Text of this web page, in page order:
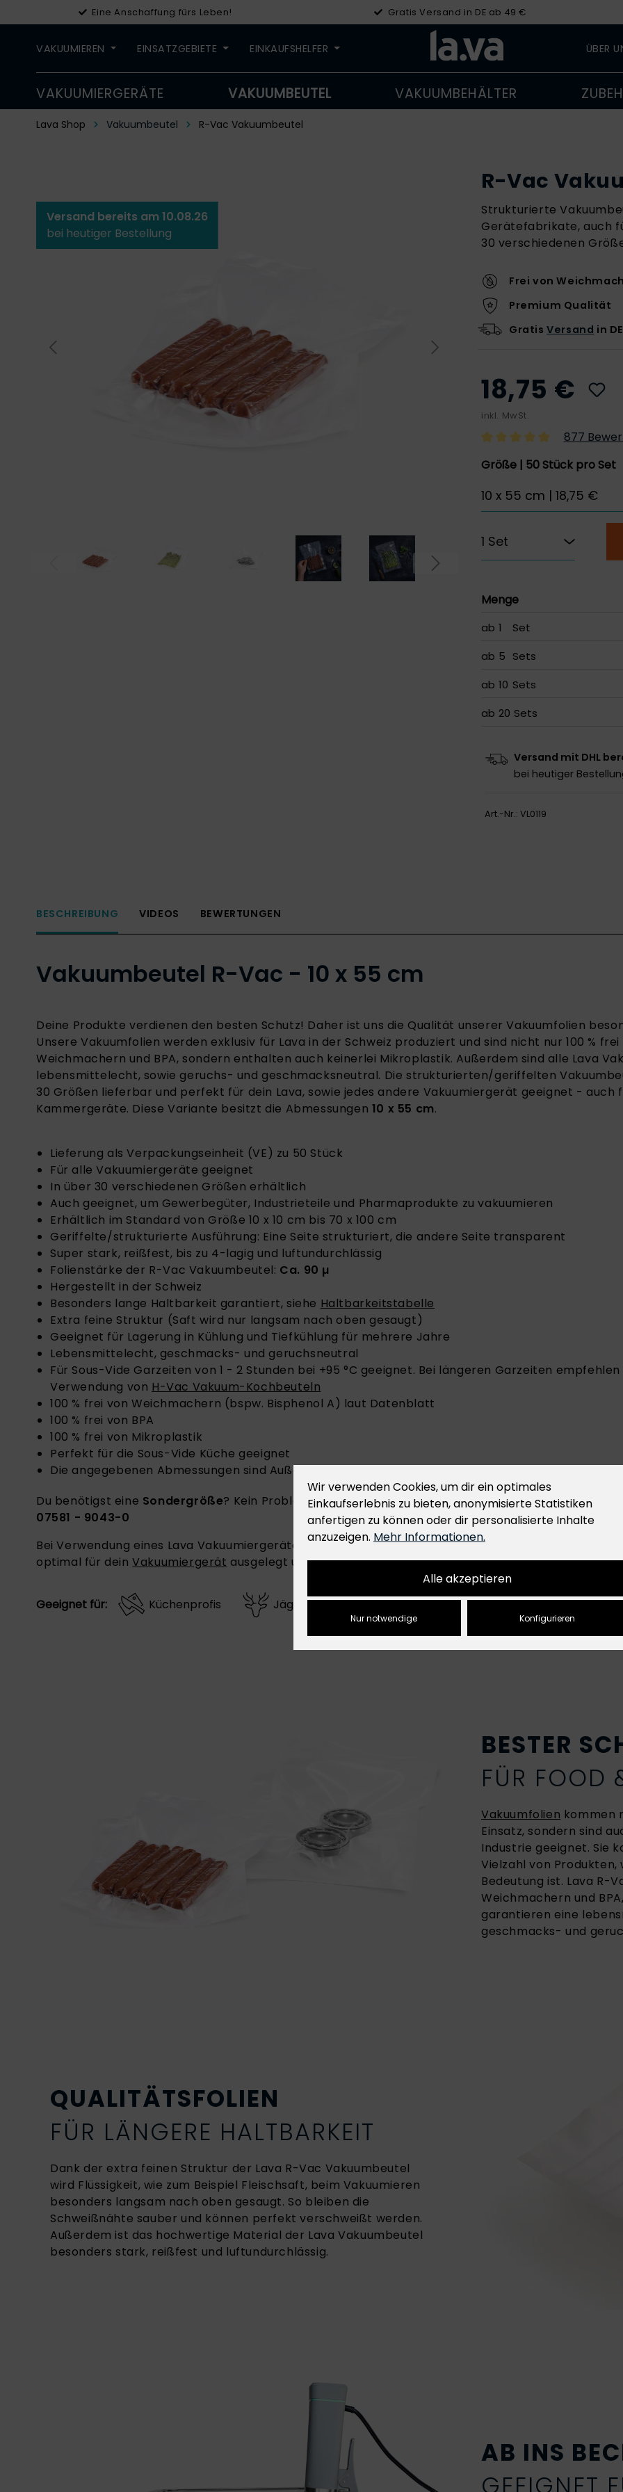
Eine Anschaffung fürs Leben! Gratis Versand in DE ab 49 €
VAKUUMIEREN EINSATZGEBIETE EINKAUFSHELFER ÜBER
VAKUUMIERGERÄTE VAKUUMBEUTEL VAKUUMBEHÄLTER
Lava Shop Vakuumbeutel R-Vac Vakuumbeutel
Versand bereits am 10.08.26
bei heutiger Bestellung
R-Vac
Strukturierte
Gerätefabrikate, auch
30 verschiedenen
Frei von
Premium Qualität
GratisVersand in
18,75 €
inkl. MwSt.
877
Größe | 50 Stück pro Set
Menge
ab 1 Set
ab 5 Sets
ab 10 Sets
ab 20 Sets
Versand mit DHL
bei heutiger
Art.-Nr.: VL0119
BESCHREIBUNG VIDEOS BEWERTUNGEN
Vakuumbeutel R-Vac - 10 x 55 cm
Deine Produkte verdienen den besten Schutz! Daher ist uns die Qualität unserer Vakuumfolien
Unsere Vakuumfolien werden exklusiv für Lava in der Schweiz produziert und sind nicht nur 100 % frei
Weichmachern und BPA, sondern enthalten auch keinerlei Mikroplastik. Außerdem sind alle Lava
lebensmittelecht, sowie geruchs- und geschmacksneutral. Die strukturierten/geriffelten
30 Größen lieferbar und perfekt für dein Lava, sowie jedes andere Vakuumiergerät geeignet - auch
Kammergeräte. Diese Variante besitzt die Abmessungen 10 x 55 cm.
Lieferung als Verpackungseinheit (VE) zu 50 Stück
Für alle Vakuumiergeräte geeignet
In über 30 verschiedenen Größen erhältlich
Auch geeignet, um Gewerbegüter, Industrieteile und Pharmaprodukte zu vakuumieren
Erhältlich im Standard von Größe 10 x 10 cm bis 70 x 100 cm
Geriffelte/strukturierte Ausführung: Eine Seite strukturiert, die andere Seite transparent
Super stark, reißfest, bis zu 4-lagig und luftundurchlässig
Folienstärke der R-Vac Vakuumbeutel: Ca. 90 µ
Hergestellt in der Schweiz
Besonders lange Haltbarkeit garantiert, siehe Haltbarkeitstabelle
Extra feine Struktur (Saft wird nur langsam nach oben gesaugt)
Geeignet für Lagerung in Kühlung und Tiefkühlung für mehrere Jahre
Lebensmittelecht, geschmacks- und geruchsneutral
Für Sous-Vide Garzeiten von 1 - 2 Stunden bei +95 °C geeignet. Bei längeren Garzeiten empfehlen
Verwendung von H-Vac Vakuum-Kochbeuteln
100 % frei von Weichmachern (bspw. Bisphenol A) laut Datenblatt
100 % frei von BPA
100 % frei von Mikroplastik
Perfekt für die Sous-Vide Küche geeignet
Die angegebenen Abmessungen sind Außenmaße
Du benötigst eine Sondergröße? Kein Problem, ab 3.000 Stück fertigen wirjede Beutelgröße-
07581 - 9043-0
Bei Verwendung eines Lava Vakuumiergerätes empfehlen wir stetsLava Vakuumbeutel
optimal für deinVakuumiergerät ausgelegt und garantieren eine lange Haltbarkeit deiner Produkte.
Geeignet für: Küchenprofis Jäger Angler Industrie
BESTER
FÜR FOOD
Vakuumfolien kommen
Einsatz, sondern sind
Industrie geeignet. Sie
Vielzahl von
Bedeutung ist. Lava R-
Weichmachern und
garantieren eine
geschmacks- und
QUALITÄTSFOLIEN
FÜR LÄNGERE HALTBARKEIT
Dank der extra feinen Struktur der Lava R-Vac Vakuumbeutel
wird Flüssigkeit, wie zum Beispiel Fleischsaft, beim Vakuumieren
besonders langsam nach oben gesaugt. So bleiben die
Schweißnähte sauber und können perfekt verschweißt werden.
Außerdem ist das hochwertige Material der Lava Vakuumbeutel
besonders stark, reißfest und luftundurchlässig.
AB INS
Wir verwenden Cookies, um dir ein optimales
Einkaufserlebnis zu bieten, anonymisierte Statistiken
anfertigen zu können oder dir personalisierte Inhalte
anzuzeigen. Mehr Informationen.
Alle akzeptieren
Nur notwendige Konfigurieren